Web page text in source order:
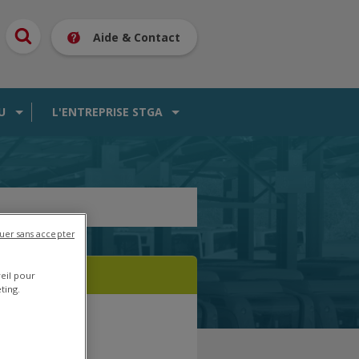
Aide & Contact
L'ENTREPRISE STGA
pour
sans accepter